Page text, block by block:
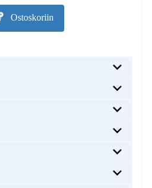
Ostoskoriin